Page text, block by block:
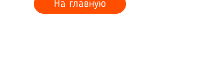
На главную